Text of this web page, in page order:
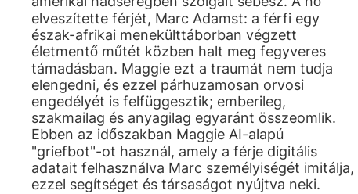
elveszítette férjét, Marc Adamst: a férfi egy
észak-afrikai menekülttáborban végzett
életmentő műtét közben halt meg fegyveres
támadásban. Maggie ezt a traumát nem tudja
elengedni, és ezzel párhuzamosan orvosi
engedélyét is felfüggesztik; emberileg,
szakmailag és anyagilag egyaránt összeomlik.
Ebben az időszakban Maggie AI-alapú
"griefbot"-ot használ, amely a férje digitális
adatait felhasználva Marc személyiségét imitálja,
ezzel segítséget és társaságot nyújtva neki.